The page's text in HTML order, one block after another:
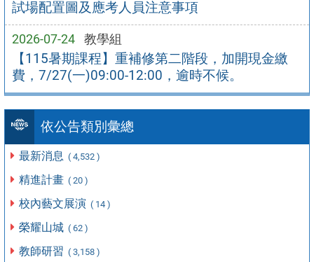
試場配置圖及應考人員注意事項
2026-07-24 教學組
【115暑期課程】重補修第二階段，加開現金繳
費，7/27(一)09:00-12:00，逾時不候。
依公告類別彙總
最新消息 ( 4,532 )
精進計畫 ( 20 )
校內藝文展演 ( 14 )
榮耀山城 ( 62 )
教師研習 ( 3,158 )